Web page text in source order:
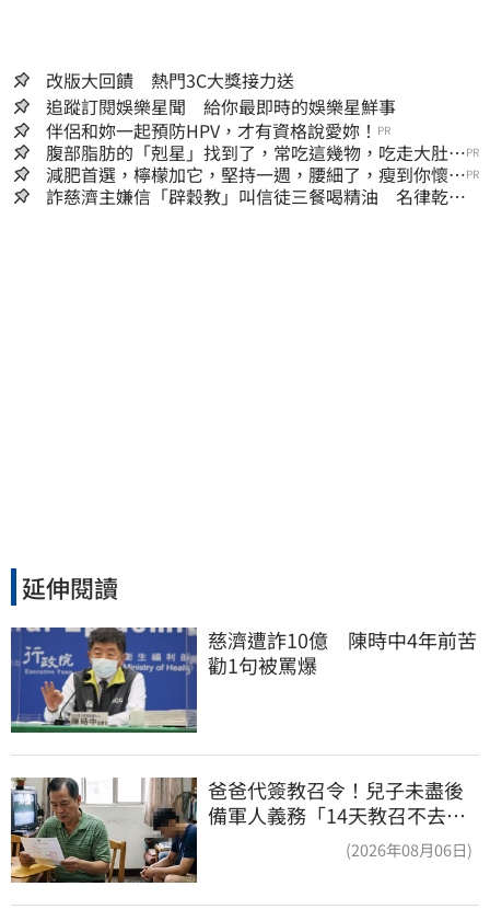
改版大回饋 熱門3C大獎接力送
追蹤訂閱娛樂星聞 給你最即時的娛樂星鮮事
伴侶和妳一起預防HPV，才有資格說愛妳！ PR
腹部脂肪的「剋星」找到了，常吃這幾物，吃走大肚
囊，瘦出小蠻腰
PR
減肥首選，檸檬加它，堅持一週，腰細了，瘦到你懷疑
人生
PR
詐慈濟主嫌信「辟穀教」叫信徒三餐喝精油 名律乾女
延伸閱讀
慈濟遭詐10億　陳時中4年前苦
勸1句被罵爆
爸爸代簽教召令！兒子未盡後
備軍人義務「14天教召不去」
(2026年08月06日)